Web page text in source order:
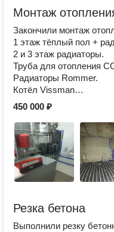
Монтаж
Закончили монтаж
1 этаж тёплый пол +
2 и 3 этаж радиаторы.
Труба для отопления
Радиаторы Rommer.
Котёл Vissman…
450 000 ₽
Резка бетона
Выполнили резку